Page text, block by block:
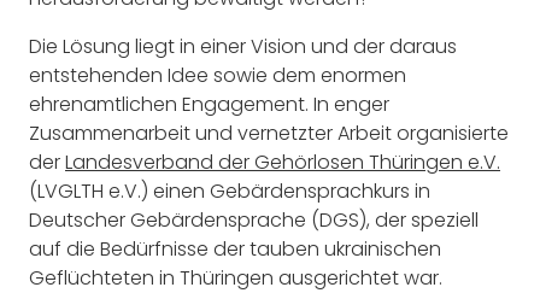
Die Lösung liegt in einer Vision und der daraus
entstehenden Idee sowie dem enormen
ehrenamtlichen Engagement. In enger
Zusammenarbeit und vernetzter Arbeit organisierte
derLandesverband der Gehörlosen Thüringen e.V.
(LVGLTH e.V.) einen Gebärdensprachkurs in
Deutscher Gebärdensprache (DGS), der speziell
auf die Bedürfnisse der tauben ukrainischen
Geflüchteten in Thüringen ausgerichtet war.